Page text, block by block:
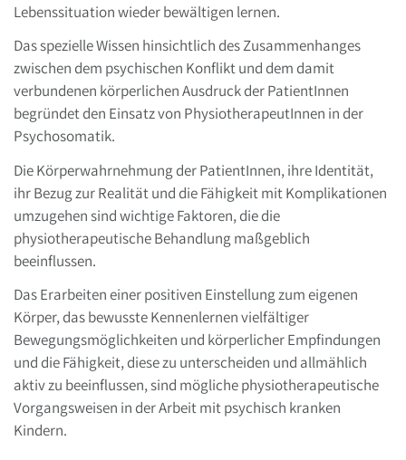
Lebenssituation wieder bewältigen lernen.
Das spezielle Wissen hinsichtlich des Zusammenhanges
zwischen dem psychischen Konflikt und dem damit
verbundenen körperlichen Ausdruck der PatientInnen
begründet den Einsatz von PhysiotherapeutInnen in der
Psychosomatik.
Die Körperwahrnehmung der PatientInnen, ihre Identität,
ihr Bezug zur Realität und die Fähigkeit mit Komplikationen
umzugehen sind wichtige Faktoren, die die
physiotherapeutische Behandlung maßgeblich
beeinflussen.
Das Erarbeiten einer positiven Einstellung zum eigenen
Körper, das bewusste Kennenlernen vielfältiger
Bewegungsmöglichkeiten und körperlicher Empfindungen
und die Fähigkeit, diese zu unterscheiden und allmählich
aktiv zu beeinflussen, sind mögliche physiotherapeutische
Vorgangsweisen in der Arbeit mit psychisch kranken
Kindern.